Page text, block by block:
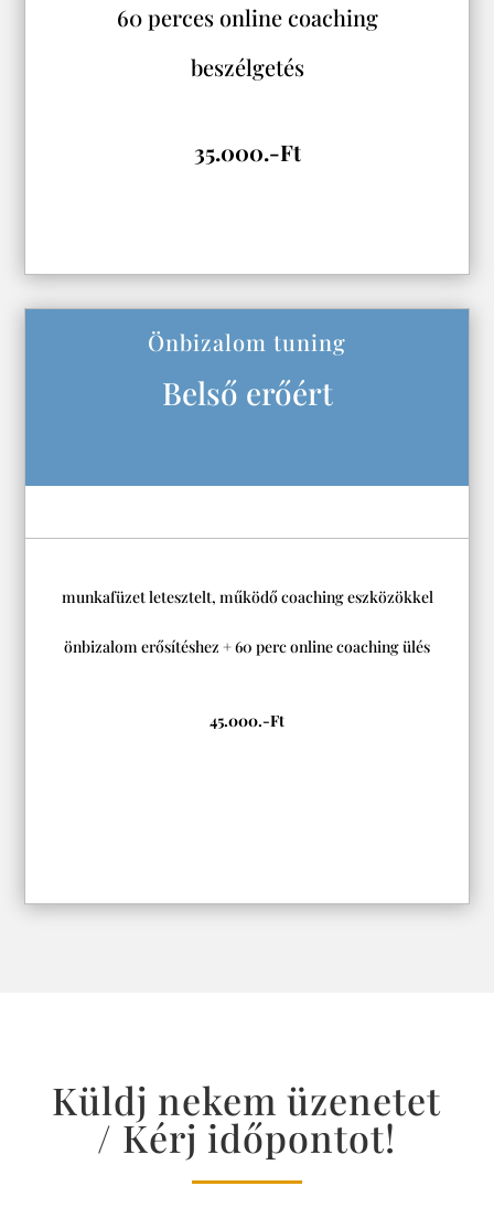
60 perces online coaching
beszélgetés
35.000.-Ft
Önbizalom tuning
Belső erőért
munkafüzet letesztelt, működő coaching eszközökkel
önbizalom erősítéshez + 60 perc online coaching ülés
45.000.-Ft
Küldj nekem üzenetet
/ Kérj időpontot!